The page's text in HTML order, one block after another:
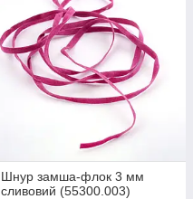
Шнур замша-флок 3 мм
сливовий (55300.003)